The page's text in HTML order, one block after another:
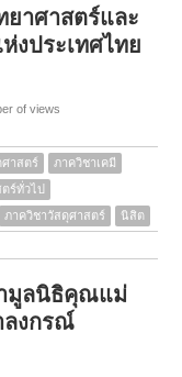
าศาสตร์และ
งประเทศไทย
of views
าสตร์
ภาควิชาเคมี
ร์ทั่วไป
ภาควิชาวัสดุศาสตร์ นิสิต
มูลนิธิคุณแม่
ลงกรณ์